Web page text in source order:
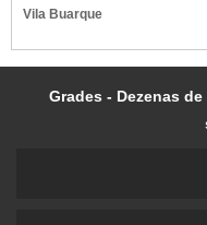
Vila Buarque
Grades - Dezenas